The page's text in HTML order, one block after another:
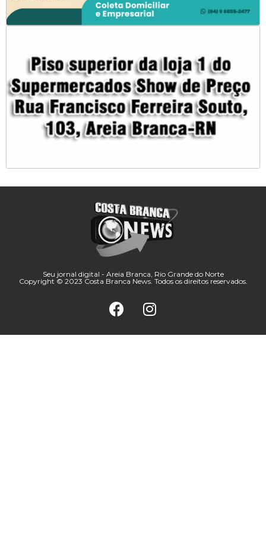
Seu jornal digital - Areia Branca, Rio Grande do Norte
Copyright © 2023 Costa Branca News. Todos os direitos reservados.